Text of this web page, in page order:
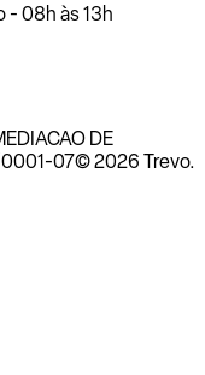
- 08h às 13h
DE
0001-07© 2026 Trevo.